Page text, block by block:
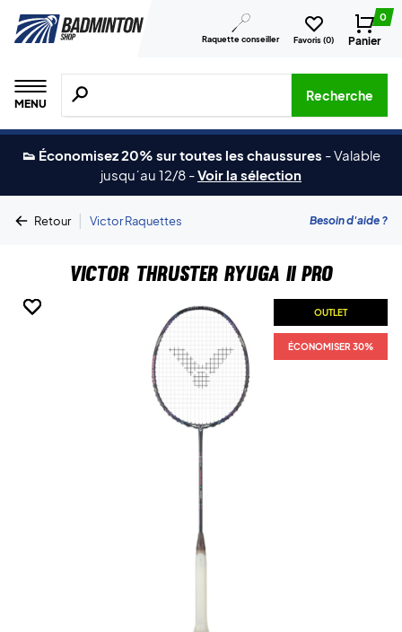
Raquette conseiller Favoris (0)
0
Panier
MENU
Recherche de produits, de marques, etc.
Recherche
👟 Économisez 20% sur toutes les chaussures -Valable
jusqu´au 12/8 -Voir la sélection
Retour | Victor Raquettes Besoin d'aide ?
Victor Thruster Ryuga II Pro
OUTLET
ÉCONOMISER 30%
OUTLET
ÉCONOMISER 30%
OUTLET
ÉCONOMISER 30%
OUTLET
ÉCONOMISER 30%